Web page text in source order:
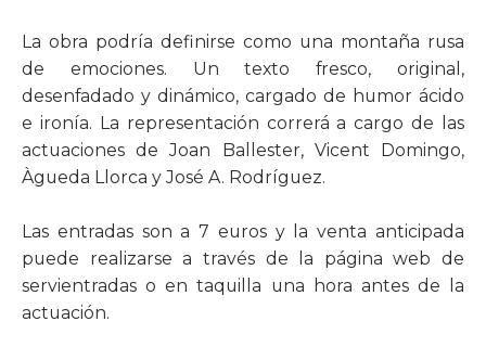
La obra podría definirse como una montaña rusa
de emociones. Un texto fresco, original,
desenfadado y dinámico, cargado de humor ácido
e ironía. La representación correrá a cargo de las
actuaciones de Joan Ballester, Vicent Domingo,
Àgueda Llorca y José A. Rodríguez.
Las entradas son a 7 euros y la venta anticipada
puede realizarse a través de la página web de
servientradas o en taquilla una hora antes de la
actuación.